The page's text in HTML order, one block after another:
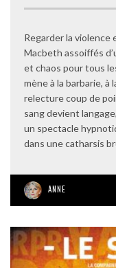
Regarder la violence
Macbeth assoiffés
et chaos pour tous
mène à la barbarie,
relecture coup de
sang devient
un spectacle
dans une catharsis
ANNE